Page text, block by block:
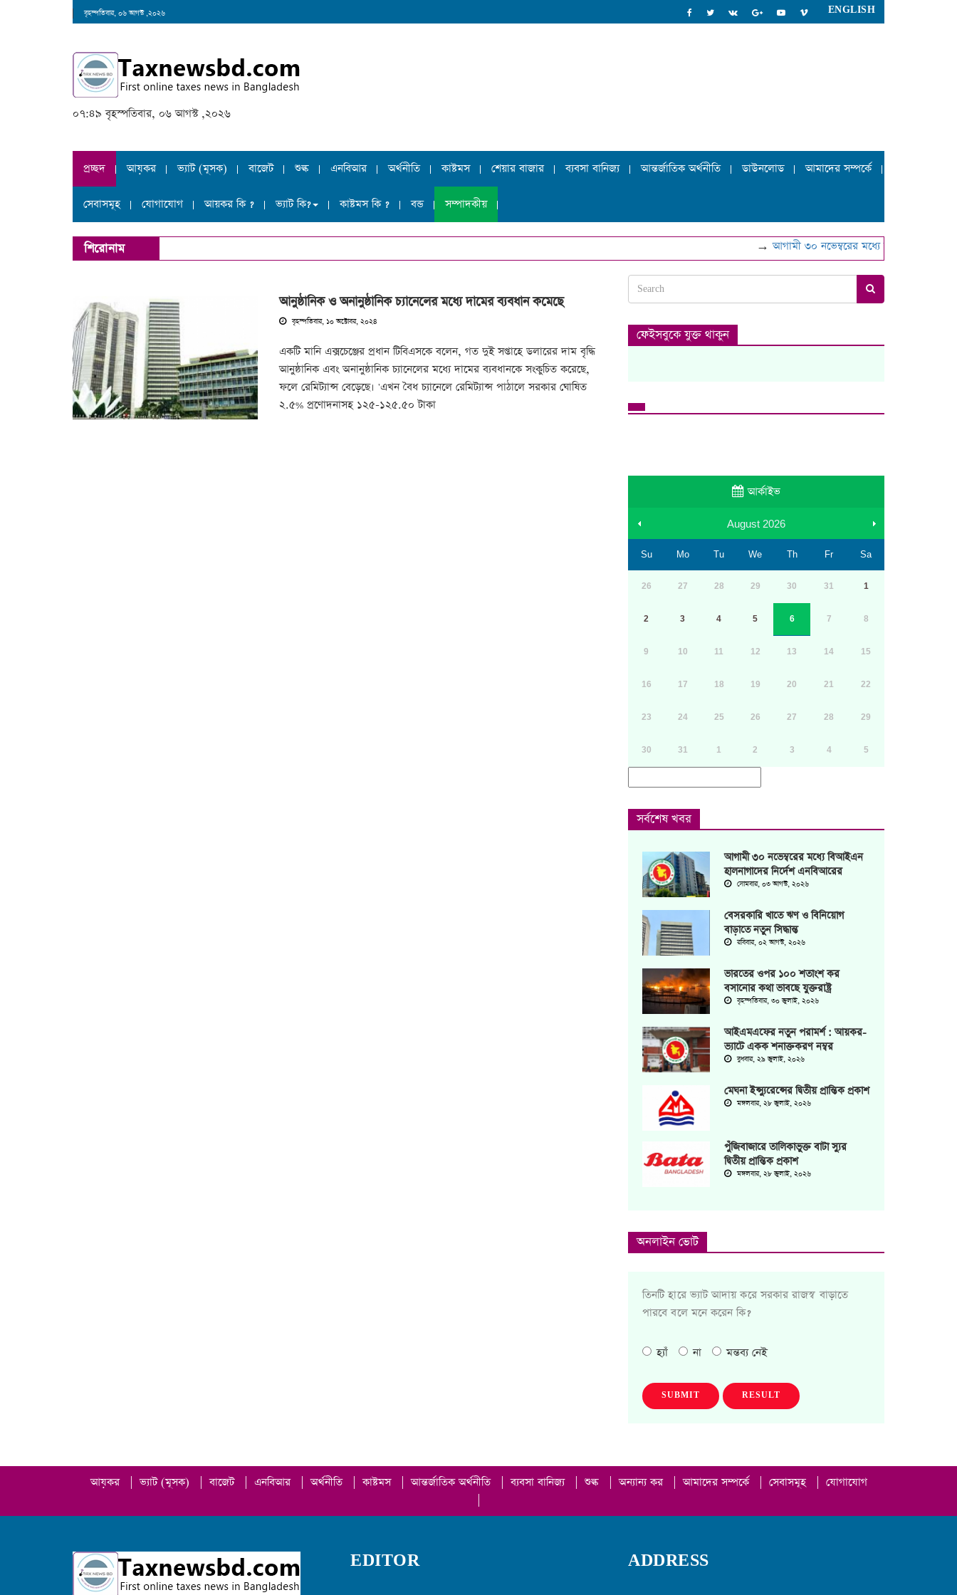
বৃহস্পতিবার, ০৬ আগস্ট ,২০২৬ ENGLISH
০৭:৪৯ বৃহস্পতিবার, ০৬ আগস্ট ,২০২৬
প্রচ্ছদ আয়কর ভ্যাট (মূসক) বাজেট শুল্ক এনবিআর অর্থনীতি কাষ্টমস শেয়ার বাজার ব্যবসা বানিজ্য আন্তর্জাতিক অর্থনীতি ডাউনলোড আমাদের সম্পর্কে
সেবাসমূহ যোগাযোগ আয়কর কি ? ভ্যাট কি? কাষ্টমস কি ? বন্ড সম্পাদকীয়
শিরোনাম →আগামী ৩০ নভেম্বরের মধ্যে বিআইএন
আনুষ্ঠানিক ও অনানুষ্ঠানিক চ্যানেলের মধ্যে দামের ব্যবধান কমেছে
বৃহস্পতিবার, ১০ অক্টোবর, ২০২৪
একটি মানি এক্সচেঞ্জের প্রধান টিবিএসকে বলেন, গত দুই সপ্তাহে ডলারের দাম বৃদ্ধি
আনুষ্ঠানিক এবং অনানুষ্ঠানিক চ্যানেলের মধ্যে দামের ব্যবধানকে সংকুচিত করেছে,
ফলে রেমিট্যান্স বেড়েছে। 'এখন বৈধ চ্যানেলে রেমিট্যান্স পাঠালে সরকার ঘোষিত
২.৫% প্রণোদনাসহ ১২৫-১২৫.৫০ টাকা
ফেইসবুকে যুক্ত থাকুন
আর্কাইভ
August 2026
Su Mo Tu We Th Fr Sa
26 27 28 29 30 31 1
2 3 4 5 6 7 8
9 10 11 12 13 14 15
16 17 18 19 20 21 22
23 24 25 26 27 28 29
30 31 1 2 3 4 5
সর্বশেষ খবর
আগামী ৩০ নভেম্বরের মধ্যে বিআইএন
হালনাগাদের নির্দেশ এনবিআরের
সোমবার, ০৩ আগস্ট, ২০২৬
বেসরকারি খাতে ঋণ ও বিনিয়োগ
বাড়াতে নতুন সিদ্ধান্ত
রবিবার, ০২ আগস্ট, ২০২৬
ভারতের ওপর ১০০ শতাংশ কর
বসানোর কথা ভাবছে যুক্তরাষ্ট্র
বৃহস্পতিবার, ৩০ জুলাই, ২০২৬
আইএমএফের নতুন পরামর্শ : আয়কর-
ভ্যাটে একক শনাক্তকরণ নম্বর
বুধবার, ২৯ জুলাই, ২০২৬
মেঘনা ইন্স্যুরেন্সের দ্বিতীয় প্রান্তিক প্রকাশ
মঙ্গলবার, ২৮ জুলাই, ২০২৬
পুঁজিবাজারে তালিকাভুক্ত বাটা স্যুর
দ্বিতীয় প্রান্তিক প্রকাশ
মঙ্গলবার, ২৮ জুলাই, ২০২৬
অনলাইন ভোট
তিনটি হারে ভ্যাট আদায় করে সরকার রাজস্ব বাড়াতে
পারবে বলে মনে করেন কি?
হ্যাঁ না মন্তব্য নেই
SUBMIT RESULT
আয়কর ভ্যাট (মূসক) বাজেট এনবিআর অর্থনীতি কাষ্টমস আন্তর্জাতিক অর্থনীতি ব্যবসা বানিজ্য শুল্ক অন্যান্য কর আমাদের সম্পর্কে সেবাসমূহ
যোগাযোগ
EDITOR ADDRESS